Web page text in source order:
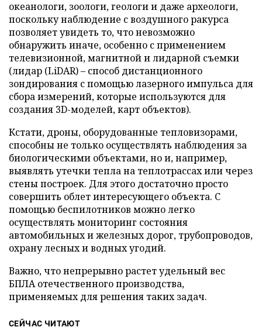
океанологи, зоологи, геологи и даже археологи,
поскольку наблюдение с воздушного ракурса
позволяет увидеть то, что невозможно
обнаружить иначе, особенно с применением
телевизионной, магнитной и лидарной съемки
(лидар (LiDAR) – способ дистанционного
зондирования с помощью лазерного импульса для
сбора измерений, которые используются для
создания 3D-моделей, карт объектов).
Кстати, дроны, оборудованные тепловизорами,
способны не только осуществлять наблюдения за
биологическими объектами, но и, например,
выявлять утечки тепла на теплотрассах или через
стены построек. Для этого достаточно просто
совершить облет интересующего объекта. С
помощью беспилотников можно легко
осуществлять мониторинг состояния
автомобильных и железных дорог, трубопроводов,
охрану лесных и водных угодий.
Важно, что непрерывно растет удельный вес
БПЛА отечественного производства,
применяемых для решения таких задач.
СЕЙЧАС ЧИТАЮТ